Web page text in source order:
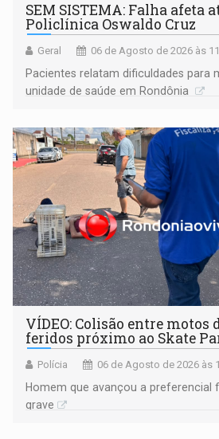
SEM SISTEMA: Falha afeta
Policlínica Oswaldo Cruz
Geral 06 de Agosto de 2026 às
Pacientes relatam dificuldades para
unidade de saúde em Rondônia
VÍDEO: Colisão entre motos
feridos próximo ao Skate
Polícia 06 de Agosto de 2026 às
Homem que avançou a preferencial
grave